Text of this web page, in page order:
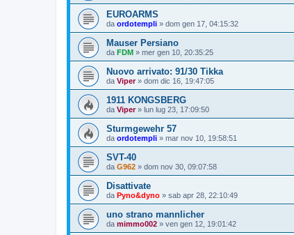
EUROARMS
da ordotempli » dom gen 17, 04:15:32
Mauser Persiano
da FDM » mer gen 10, 20:35:25
Nuovo arrivato: 91/30 Tikka
da Viper» dom dic 16, 19:47:05
1911 KONGSBERG
da Viper» lun lug 23, 17:09:50
Sturmgewehr 57
da ordotempli » mar nov 10, 19:58:51
SVT-40
da G962 » dom nov 30, 09:07:58
Disattivate
da Pyno&dyno » sab apr 28, 22:10:49
uno strano mannlicher
da mimmo002 » ven gen 12, 19:01:42